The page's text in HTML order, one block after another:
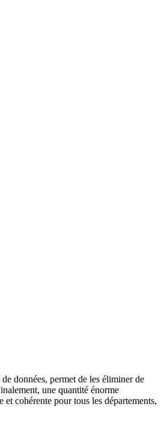
données, permet de les éliminer de
une quantité énorme
cohérente pour tous les départements,